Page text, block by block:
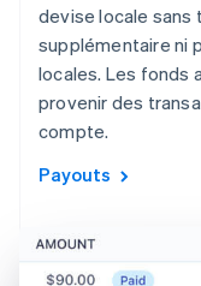
devise locale sans
supplémentaire ni
locales. Les fonds
provenir des
compte.
Payouts